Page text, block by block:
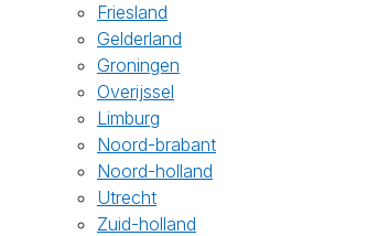
Friesland
Gelderland
Groningen
Overijssel
Limburg
Noord-brabant
Noord-holland
Utrecht
Zuid-holland